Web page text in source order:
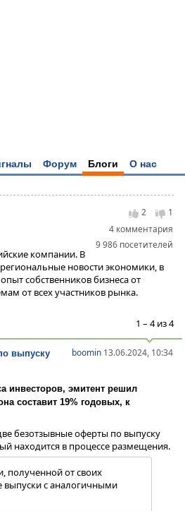
Форум Блоги О нас
2
1
4 комментария
9 986 посетителей
компании. В
новости экономики, в
собственников бизнеса от
от всех участников рынка.
1 – 4 из 4
boomin 13.06.2024, 10:34
выпуску
инвесторов, эмитент решил
составит 19% годовых, к
безотзывные оферты по выпуску
находится в процессе размещения.
полученной от своих
выпуски с аналогичными